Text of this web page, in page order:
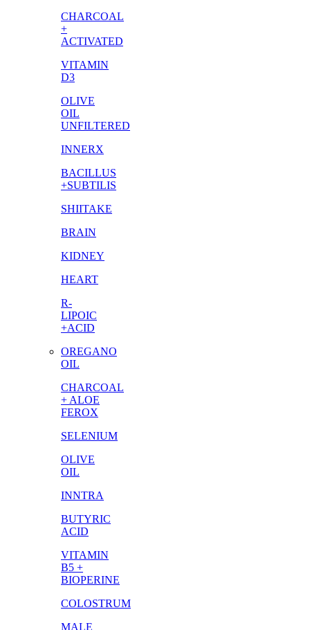
CHARCOAL
+
ACTIVATED
VITAMIN
D3
OLIVE
OIL
UNFILTERED
INNERX
BACILLUS
+SUBTILIS
SHIITAKE
BRAIN
KIDNEY
HEART
R-
LIPOIC
+ACID
OREGANO
OIL
CHARCOAL
+ ALOE
FEROX
SELENIUM
OLIVE
OIL
INNTRA
BUTYRIC
ACID
VITAMIN
B5 +
BIOPERINE
COLOSTRUM
MALE